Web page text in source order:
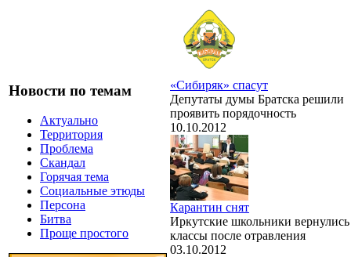
Новости по темам
Актуально
Территория
Проблема
Скандал
Горячая тема
Социальные этюды
Персона
Битва
Проще простого
«Сибиряк» спасут
Депутаты думы Братска решили
проявить порядочность
10.10.2012
Карантин снят
Иркутские школьники
классы после отравления
03.10.2012